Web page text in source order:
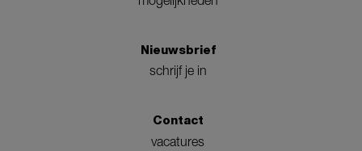
Nieuwsbrief
schrijf je in
Contact
vacatures